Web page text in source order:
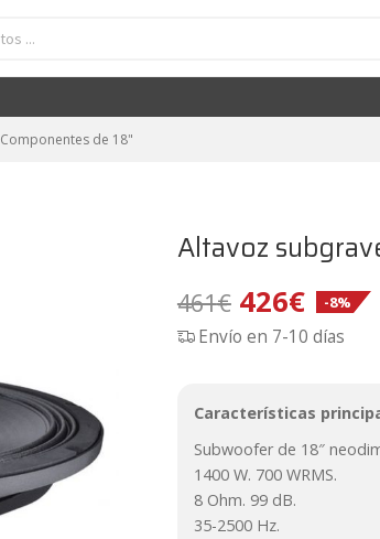
Componentes de 18"
Altavoz
461€ El
precio
era:
461€.
426€El
precio
es:
426€.
-8%
Envío en 7-10 días
Características
Subwoofer de 18″
1400 W. 700 WRMS.
8 Ohm. 99 dB.
35-2500 Hz.
precioprecio